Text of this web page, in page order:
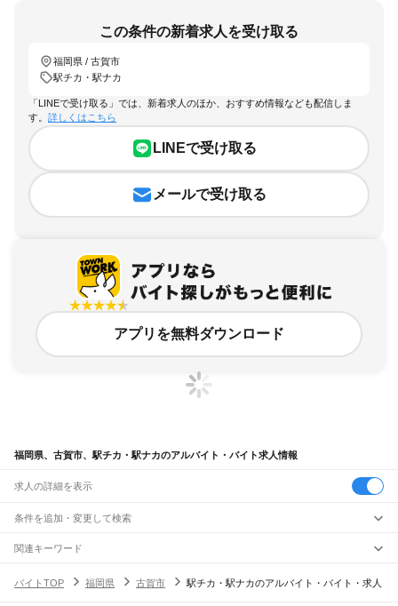
この条件の新着求人を受け取る
福岡県 / 古賀市
駅チカ・駅ナカ
「LINEで受け取る」では、新着求人のほか、おすすめ情報なども配信しま
す。 詳しくはこちら
LINEで受け取る
メールで受け取る
アプリを無料ダウンロード
福岡県、古賀市、駅チカ・駅ナカのアルバイト・バイト求人情報
求人の詳細を表示
条件を追加・変更して検索
市区町村を追加・変更
福岡県すべて
駅を追加・変更
関連キーワード
福岡県 古賀市 古賀駅 ベスト福岡県 駅チカ・駅ナカ ららぽーと福岡
バイトTOP 福岡県 古賀市 駅チカ・駅ナカのアルバイト・バイト・求人